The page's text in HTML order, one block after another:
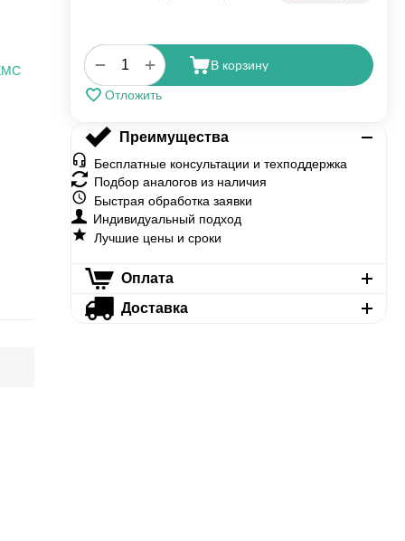
+
− В корзину
Отложить
Преимущества
Бесплатные консультации и техподдержка
Подбор аналогов из наличия
Быстрая обработка заявки
Индивидуальный подход
Лучшие цены и сроки
Оплата
Доставка